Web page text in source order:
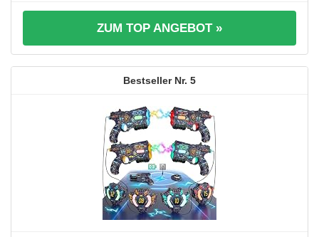
ZUM TOP ANGEBOT »
5